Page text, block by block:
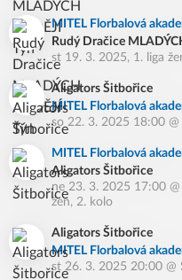
MITEL Florbalová
Rudý Dračice
st 19. 3. 2025, 1. liga
Aligators Šitbořice
MITEL Florbalová
so 22. 3. 2025 18:00 @
MITEL Florbalová
Aligators Šitbořice
ne 23. 3. 2025 17:00 @
žen, 2. kolo
Aligators Šitbořice
MITEL Florbalová
st 26. 3. 2025 20:00 @